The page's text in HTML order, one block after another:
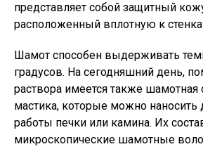
представляет собой защитный
расположенный вплотную к
Шамот способен выдерживать
градусов. На сегодняшний день,
раствора имеется также шамотная
мастика, которые можно
работы печки или камина. Их
микроскопические шамотные